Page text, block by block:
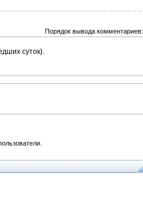
Порядок вывода комментариев:
суток).